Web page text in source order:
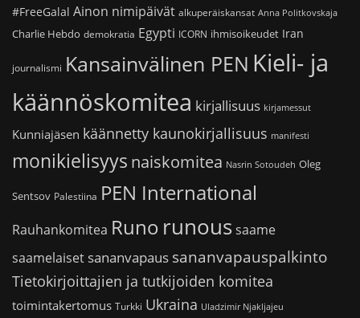
#FreeGalal Ainon nimipäivät alkuperäiskansat Anna Politkovskaja
Charlie Hebdo demokratia Egypti ICORN ihmisoikeudet Iran
journalismi Kansainvälinen PEN Kieli- ja
käännöskomitea kirjallisuus kirjamessut
Kunniajäsen käännetty kaunokirjallisuus manifesti
monikielisyys naiskomitea Nasrin Sotoudeh Oleg
Sentsov Palestiina PEN International
Rauhankomitea Runo runoussaame
saamelaiset sananvapaus sananvapauspalkinto
Tietokirjoittajien ja tutkijoiden komitea
toimintakertomus Turkki Ukraina Uladzimir Njakljajeu